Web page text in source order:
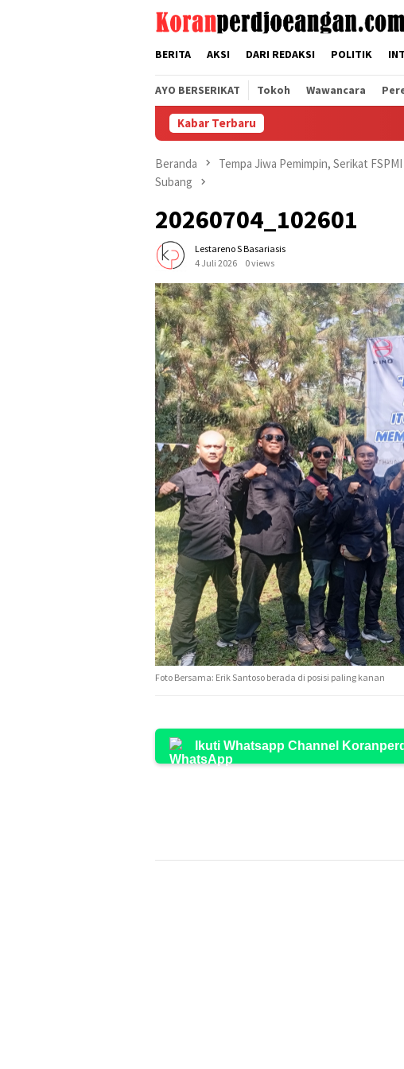
BERITA AKSI DARI REDAKSI POLITIK
AYO BERSERIKAT Tokoh Wawancara
Kabar Terbaru
Beranda
Tempa Jiwa Pemimpin, Serikat
Subang
20260704_102601
Lestareno S Basariasis
4 Juli 2026
0 views
Foto Bersama: Erik Santoso berada di posisi paling kanan
Ikuti Whatsapp Channel